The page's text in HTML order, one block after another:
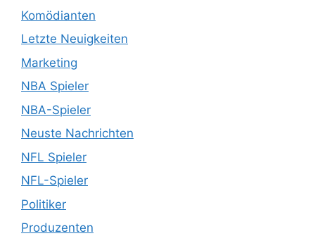
Komödianten
Letzte Neuigkeiten
Marketing
NBA Spieler
NBA-Spieler
Neuste Nachrichten
NFL Spieler
NFL-Spieler
Politiker
Produzenten